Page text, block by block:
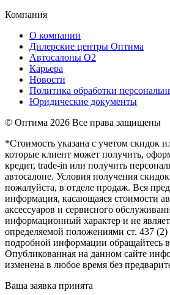
Компания
О компании
Дилерские центры Оптима
Автосалоны О2
Карьера
Новости
Политика обработки
Юридические документы
© Оптима 2026 Все права защищены
*Стоимость указана с учетом скидок
которые клиент может получить,
кредит, trade-in или получить
автосалоне. Условия получения
пожалуйста, в отделе продаж. Вся
информация, касающаяся стоимости
аксессуаров и сервисного
информационный характер и не
определяемой положениями ст. 437
подробной информации обращайтесь
Опубликованная на данном сайте
изменена в любое время без
Ваша заявка принята